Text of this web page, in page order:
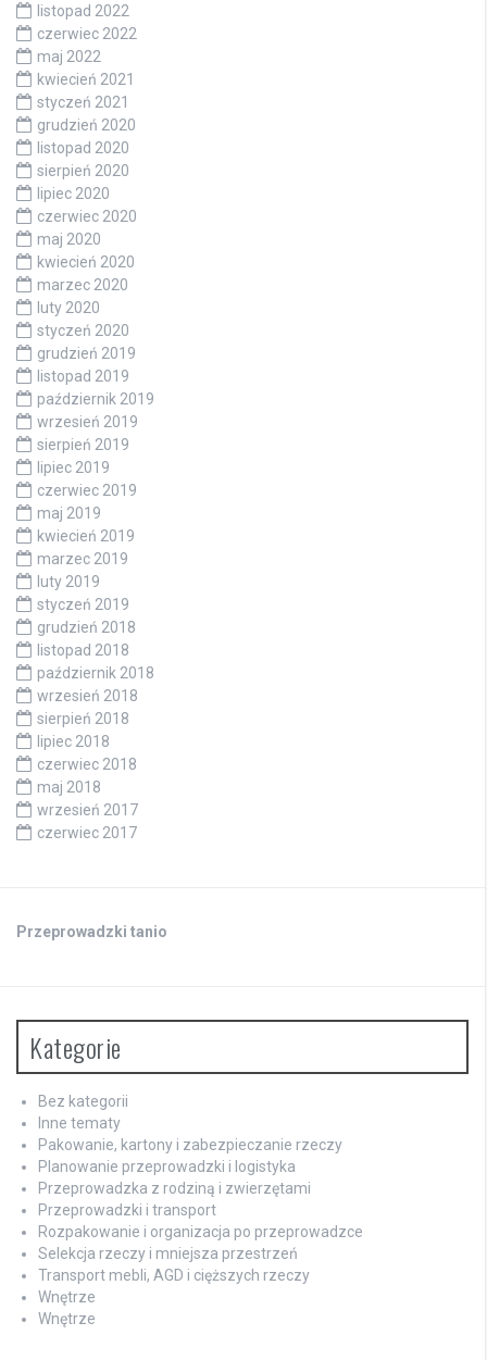
listopad 2022
czerwiec 2022
maj 2022
kwiecień 2021
styczeń 2021
grudzień 2020
listopad 2020
sierpień 2020
lipiec 2020
czerwiec 2020
maj 2020
kwiecień 2020
marzec 2020
luty 2020
styczeń 2020
grudzień 2019
listopad 2019
październik 2019
wrzesień 2019
sierpień 2019
lipiec 2019
czerwiec 2019
maj 2019
kwiecień 2019
marzec 2019
luty 2019
styczeń 2019
grudzień 2018
listopad 2018
październik 2018
wrzesień 2018
sierpień 2018
lipiec 2018
czerwiec 2018
maj 2018
wrzesień 2017
czerwiec 2017
Przeprowadzki tanio
Kategorie
Bez kategorii
Inne tematy
Pakowanie, kartony i zabezpieczanie rzeczy
Planowanie przeprowadzki i logistyka
Przeprowadzka z rodziną i zwierzętami
Przeprowadzki i transport
Rozpakowanie i organizacja po przeprowadzce
Selekcja rzeczy i mniejsza przestrzeń
Transport mebli, AGD i cięższych rzeczy
Wnętrze
Wnętrze